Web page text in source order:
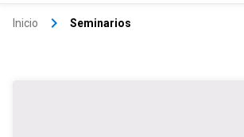
Inicio keyboard_arrow_right Seminarios